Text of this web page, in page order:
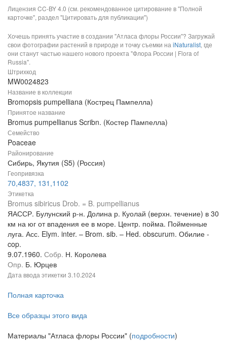
Лицензия CC-BY 4.0 (см. рекомендованное цитирование в "Полной
карточке", раздел "Цитировать для публикации")
Хочешь принять участие в создании "Атласа флоры России"? Загружай
свои фотографии растений в природе и точку съемки на iNaturalist, где
они станут частью нашего нового проекта "Флора России | Flora of
Russia".
Штрихкод
MW0024823
Название в коллекции
Bromopsis pumpelliana (Кострец Пампелла)
Принятое название
Bromus pumpellianus Scribn. (Костер Пампелла)
Семейство
Poaceae
Районирование
Сибирь, Якутия (S5) (Россия)
Геопривязка
70,4837, 131,1102
Этикетка
Bromus sibiricus Drob. = B. pumpellianus
ЯАССР. Булунский р-н. Долина р. Куолай (верхн. течение) в 30
км на юг от впадения ее в море. Центр. пойма. Пойменные
луга. Асс. Elym. inter. – Brom. sib. – Hed. obscurum. Обилие -
cop.
9.07.1960. Собр. Н. Королева
Опр. Б. Юрцев
Дата ввода этикетки 3.10.2024
Полная карточка
Все образцы этого вида
Материалы "Атласа флоры России" (подробности)